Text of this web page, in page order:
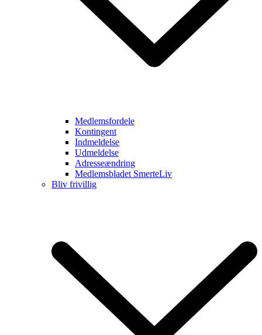
Medlemsfordele
Kontingent
Indmeldelse
Udmeldelse
Adresseændring
Medlemsbladet SmerteLiv
Bliv frivillig